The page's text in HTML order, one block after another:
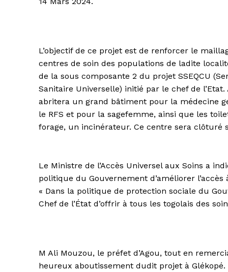
L’objectif de ce projet est de renforcer le
centres de soin des populations de ladite
de la sous composante 2 du projet SSEQCU
Sanitaire Universelle) initié par le chef de
abritera un grand bâtiment pour la médecine
le RFS et pour la sagefemme, ainsi que les
forage, un incinérateur. Ce centre sera clôturé
Le Ministre de l’Accès Universel aux Soins a
politique du Gouvernement d’améliorer
« Dans la politique de protection sociale du
Chef de l’État d’offrir à tous les togolais des
M Ali Mouzou, le préfet d’Agou, tout en
heureux aboutissement dudit projet à